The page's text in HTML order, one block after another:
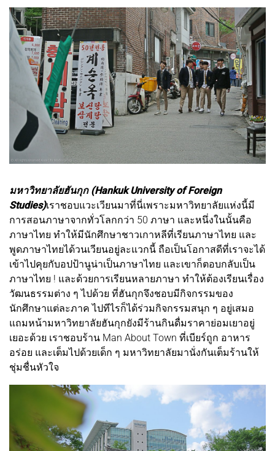
มหาวิทยาลัยฮันกุก (Hankuk University of Foreign
Studies)เราชอบแวะเวียนมาที่นี่เพราะมหาวิทยาลัยแห่งนี้มี
การสอนภาษาจากทั่วโลกกว่า 50 ภาษา และหนึ่งในนั้นคือ
ภาษาไทย ทำให้มีนักศึกษาชาวเกาหลีที่เรียนภาษาไทย และ
พูดภาษาไทยได้วนเวียนอยู่ละแวกนี้ ถือเป็นโอกาสดีที่เราจะได้
เข้าไปคุยกับอปป้านูน่าเป็นภาษาไทย และเขาก็ตอบกลับเป็น
ภาษาไทย ! และด้วยการเรียนหลายภาษา ทำให้ต้องเรียนเรื่อง
วัฒนธรรมต่าง ๆ ไปด้วย ที่ฮันกุกจึงชอบมีกิจกรรมของ
นักศึกษาแต่ละภาค ไปทีไรก็ได้ร่วมกิจกรรมสนุก ๆ อยู่เสมอ
แถมหน้ามหาวิทยาลัยฮันกุกยังมีร้านกินดื่มราคาย่อมเยาอยู่
เยอะด้วย เราชอบร้าน Man About Town ที่เบียร์ถูก อาหาร
อร่อย และเต็มไปด้วยเด็ก ๆ มหาวิทยาลัยมานั่งกันเต็มร้านให้
ชุ่มชื่นหัวใจ